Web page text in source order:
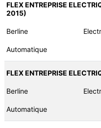
FLEX ENTREPRISE
2015)
Berline
Automatique
FLEX ENTREPRISE
Berline
Automatique